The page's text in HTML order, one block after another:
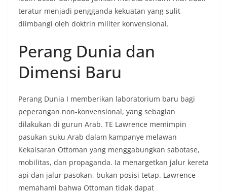
teratur menjadi pengganda kekuatan yang sulit
diimbangi oleh doktrin militer konvensional.
Perang Dunia dan
Dimensi Baru
Perang Dunia I memberikan laboratorium baru bagi
peperangan non-konvensional, yang sebagian
dilakukan di gurun Arab. TE Lawrence memimpin
pasukan suku Arab dalam kampanye melawan
Kekaisaran Ottoman yang menggabungkan sabotase,
mobilitas, dan propaganda. Ia menargetkan jalur kereta
api dan jalur pasokan, bukan posisi tetap. Lawrence
memahami bahwa Ottoman tidak dapat